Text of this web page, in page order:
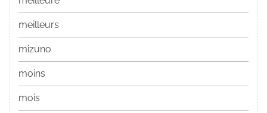
meilleurs
mizuno
moins
mois